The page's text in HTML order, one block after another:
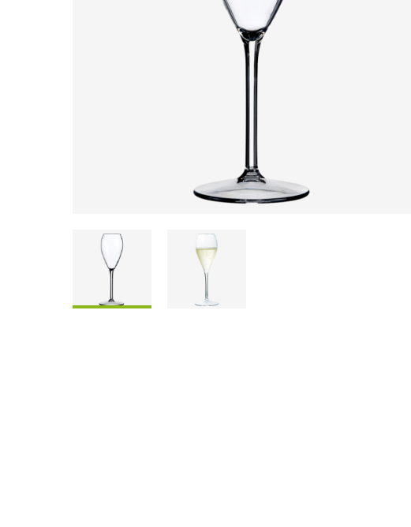
Coffrets À Partager